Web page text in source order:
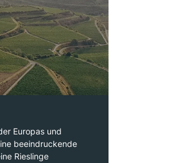
Europas und
beeindruckende
Rieslinge